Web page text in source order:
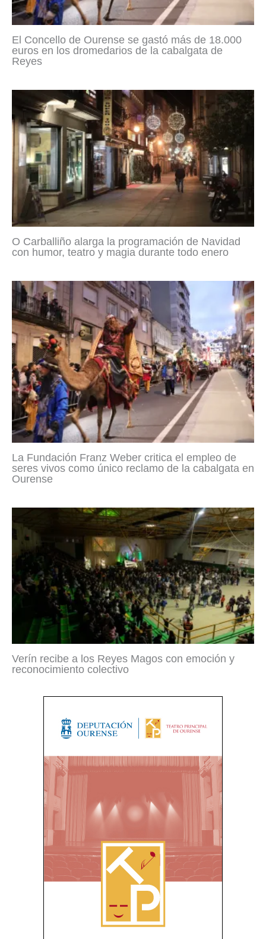
El Concello de Ourense se gastó más de 18.000
euros en los dromedarios de la cabalgata de
Reyes
O Carballiño alarga la programación de Navidad
con humor, teatro y magia durante todo enero
La Fundación Franz Weber critica el empleo de
seres vivos como único reclamo de la cabalgata en
Ourense
Verín recibe a los Reyes Magos con emoción y
reconocimiento colectivo